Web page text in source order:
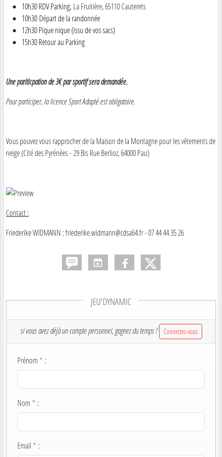
10h30 RDV Parking, La Fruitière, 65110 Cauterets
10h30 Départ de la randonnée
12h30 Pique nique (issu de vos sacs)
15h30 Retour au Parking
Une pariticpation de 3€ par sportif sera demandée.
Pour participer, la licence Sport Adapté est obligatoire.
Vous pouvez vous rapprocher de la Maison de la Montagne pour les vêtements de
neige (Cité des Pyrénées - 29 Bis Rue Berlioz, 64000 Pau)
Contact :
Friederike WIDMANN : friederike.widmann@cdsa64.fr - 07 44 44 35 26
JEU'DYNAMIC
si vous avez déjà un compte personnel, gagnez du temps ! Connectez-vous
Prénom * :
Nom * :
Email * :